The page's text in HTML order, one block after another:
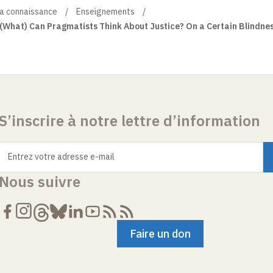
connaissance
Enseignements
Can Pragmatists Think About Justice? On a Certain
à notre lettre d’information
Entrez votre adresse e-mail
suivre
Faire un don